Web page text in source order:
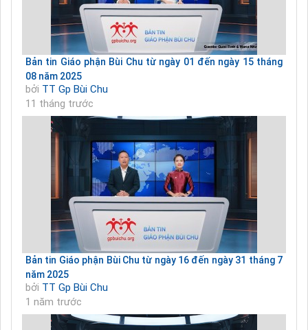
Bản tin Giáo phận Bùi Chu từ ngày 01 đến ngày 15 tháng
08 năm 2025
bởi TT Gp Bùi Chu
11 tháng trước
Bản tin Giáo phận Bùi Chu từ ngày 16 đến ngày 31 tháng 7
năm 2025
bởi TT Gp Bùi Chu
1 năm trước